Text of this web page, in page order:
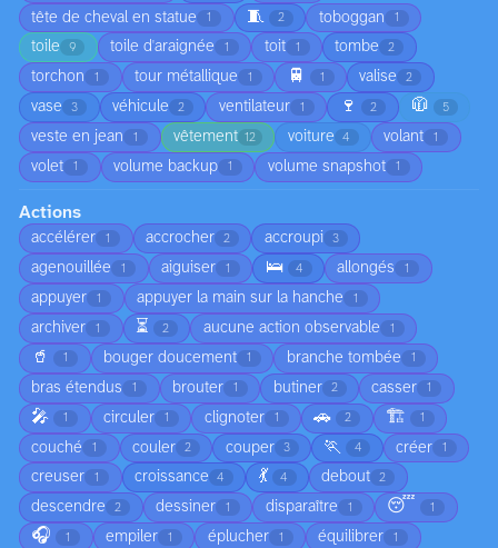
tête de cheval en statue 1 🧵 2 toboggan 1
toile 9 toile d'araignée 1 toit 1 tombe 2
torchon 1 tour métallique 1 🚆 1 valise 2
vase 3 véhicule 2 ventilateur 1 🍷 2 🧥 5
veste en jean 1 vêtement 12 voiture 4 volant 1
volet 1 volume backup 1 volume snapshot 1
Actions
accélérer 1 accrocher 2 accroupi 3
agenouillée 1 aiguiser 1 🛌 4 allongés 1
appuyer 1 appuyer la main sur la hanche 1
archiver 1 ⏳ 2 aucune action observable 1
🥤 1 bouger doucement 1 branche tombée 1
bras étendus 1 brouter 1 butiner 2 casser 1
🎤 1 circuler 1 clignoter 1 🚗 2 🏗️ 1
couché 1 couler 2 couper 3 🏃 4 créer 1
creuser 1 croissance 4 💃 4 debout 2
descendre 2 dessiner 1 disparaître 1 😴 1
🎧 1 empiler 1 éplucher 1 équilibrer 1